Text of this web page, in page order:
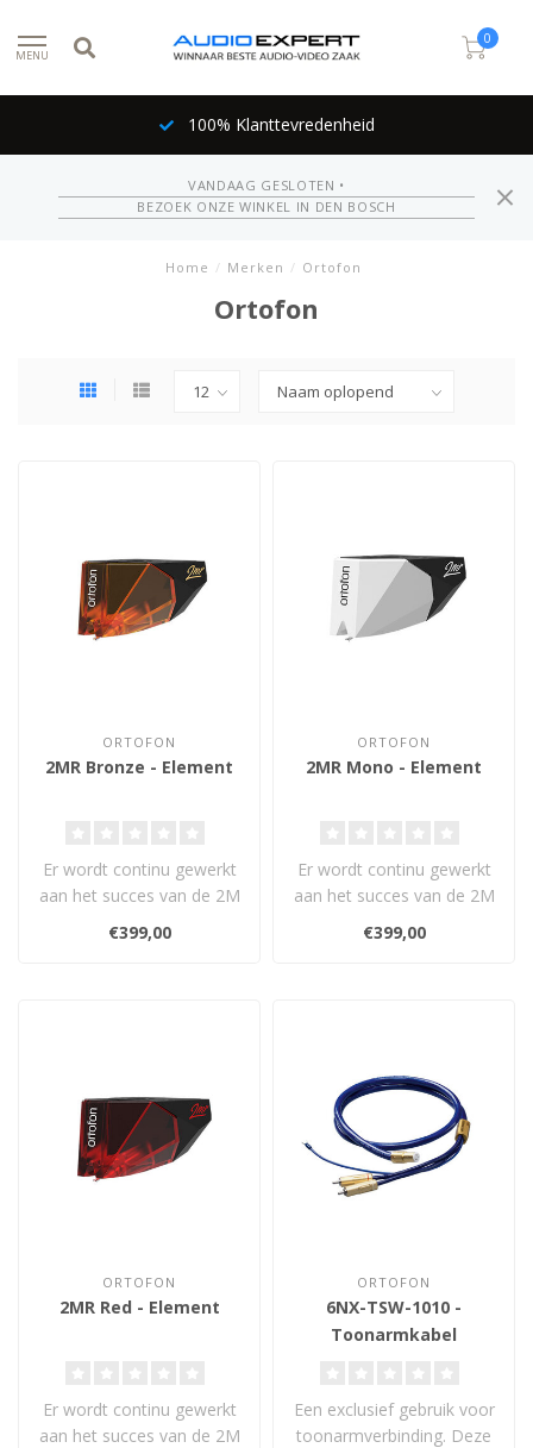
MENU
0
100% Klanttevredenheid
VANDAAG GESLOTEN •
BEZOEK ONZE WINKEL IN DEN BOSCH
Home / Merken / Ortofon
Ortofon
ORTOFON
2MR Bronze - Element
Er wordt continu gewerkt
aan het succes van de 2M
Series. Om het gebruikers
van ..
€399,00
ORTOFON
2MR Mono - Element
Er wordt continu gewerkt
aan het succes van de 2M
Series. Om het gebruikers
van ..
€399,00
ORTOFON
2MR Red - Element
Er wordt continu gewerkt
aan het succes van de 2M
ORTOFON
6NX-TSW-1010 -
Toonarmkabel
Een exclusief gebruik voor
toonarmverbinding. Deze